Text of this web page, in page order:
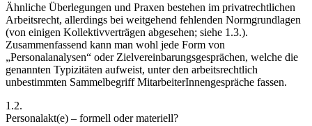
Ähnliche Überlegungen und Praxen bestehen im privatrechtlichen
Arbeitsrecht, allerdings bei weitgehend fehlenden Normgrundlagen
(von einigen Kollektivverträgen abgesehen; siehe 1.3.).
Zusammenfassend kann man wohl jede Form von
„Personalanalysen“ oder Zielvereinbarungsgesprächen, welche die
genannten Typizitäten aufweist, unter den arbeitsrechtlich
unbestimmten Sammelbegriff MitarbeiterInnengespräche fassen.
1.2.
Personalakt(e) – formell oder materiell?